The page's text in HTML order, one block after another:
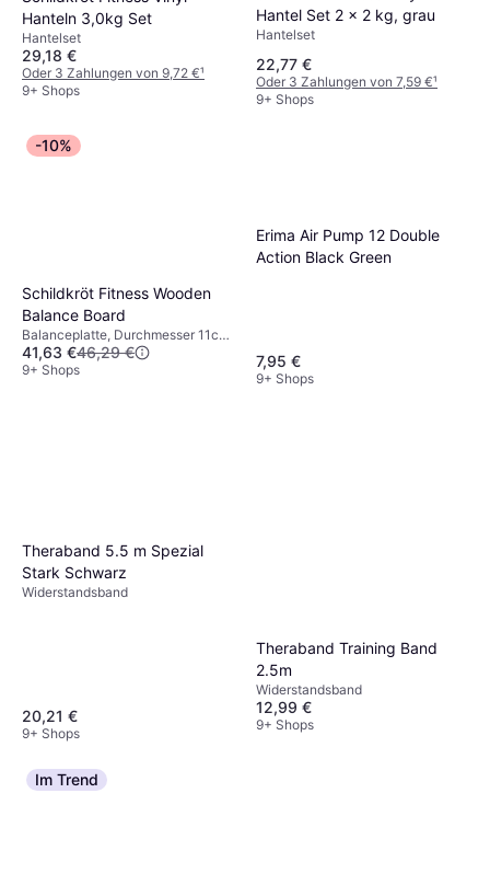
Hanteln 3,0kg Set
Hantelset
29,18 €
Oder 3 Zahlungen von 9,72 €¹
9+ Shops
Hantel Set 2 x 2 kg, grau
Hantelset
22,77 €
Oder 3 Zahlungen von 7,59 €¹
9+ Shops
-10%
Schildkröt Fitness Wooden
Balance Board
Balanceplatte, Durchmesser 11cm,
Belastung (max) 120 kg
41,63 €46,29 €
9+ Shops
Erima Air Pump 12 Double
Action Black Green
7,95 €
9+ Shops
Theraband 5.5 m Spezial
Stark Schwarz
Widerstandsband
20,21 €
9+ Shops
Theraband Training Band
2.5m
Widerstandsband
12,99 €
9+ Shops
Im Trend